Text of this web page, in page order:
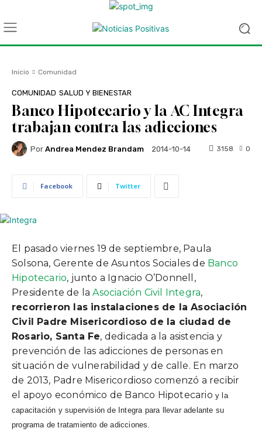
Inicio Comunidad
COMUNIDAD SALUD Y BIENESTAR
Banco Hipotecario y la AC Integra
trabajan contra las adicciones
Por Andrea Mendez Brandam 2014-10-14 0
3158
Facebook Twitter
El pasado viernes 19 de septiembre, Paula
Solsona, Gerente de Asuntos Sociales de Banco
Hipotecario, junto a Ignacio O’Donnell,
Presidente de laAsociación Civil Integra,
recorrieron las instalaciones de la Asociación
Civil Padre Misericordioso de la ciudad de
Rosario, Santa Fe, dedicada a la asistencia y
prevención de las adicciones de personas en
situación de vulnerabilidad y de calle. En marzo
de 2013, Padre Misericordioso comenzó a recibir
el apoyo económico de Banco Hipotecario y la
capacitación y supervisión de Integra para llevar adelante su
programa de tratamiento de adicciones.